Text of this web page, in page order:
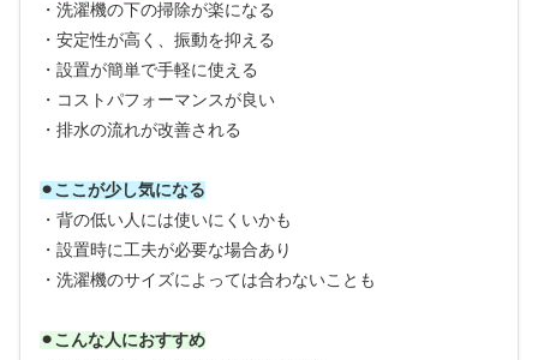
・洗濯機の下の掃除が楽になる
・安定性が高く、振動を抑える
・設置が簡単で手軽に使える
・コストパフォーマンスが良い
・排水の流れが改善される
⚫︎ここが少し気になる
・背の低い人には使いにくいかも
・設置時に工夫が必要な場合あり
・洗濯機のサイズによっては合わないことも
⚫︎こんな人におすすめ